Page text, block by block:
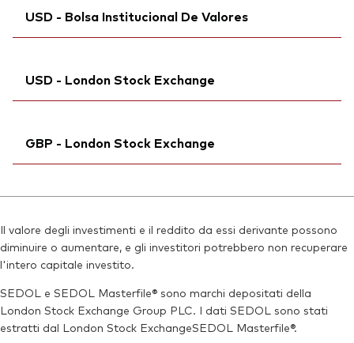
ISIN: IE00BK5BR733
Reuters:VFEA.DE
Bloomberg:VFEA SW
Reuters:
VFEA.S
SEDOL:BJGTPD1
USD - Bolsa Institucional De Valores
Ticker di borsa:VFEA
Reuters:
VFEAN.BIV
SEDOL:BL1FVP2
USD - London Stock Exchange
Bloomberg:VFEA LN
Reuters:VFEA.L
SEDOL:BJGTNT3
Ticker di borsa:VFEA
GBP - London Stock Exchange
ISIN:IE00BK5BR733
Reuters:VGVFEG.L
SEDOL: BJGTP64
Ticker di borsa:VFEG
Il valore degli investimenti e il reddito da essi derivante possono
diminuire o aumentare, e gli investitori potrebbero non recuperare
l'intero capitale investito.
SEDOL e SEDOL Masterfile® sono marchi depositati della
London Stock Exchange Group PLC. I dati SEDOL sono stati
estratti dal London Stock ExchangeSEDOL Masterfile®.